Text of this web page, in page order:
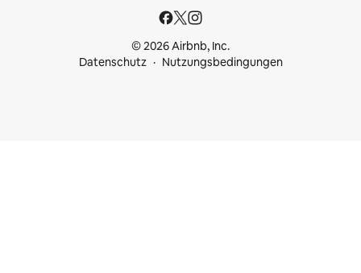
© 2026 Airbnb, Inc.
Datenschutz
Nutzungsbedingungen